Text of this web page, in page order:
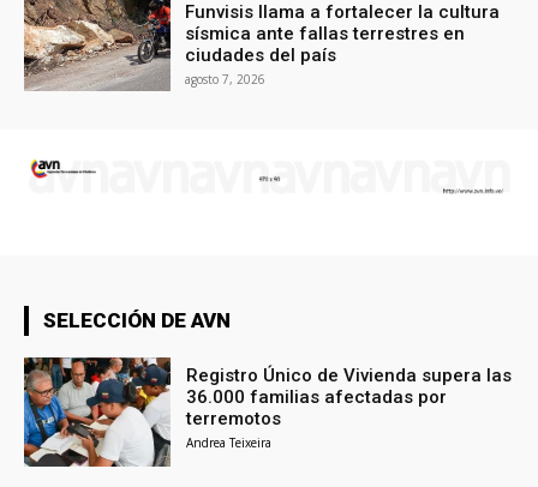
Funvisis llama a fortalecer la cultura
sísmica ante fallas terrestres en
ciudades del país
agosto 7, 2026
SELECCIÓN DE AVN
Registro Único de Vivienda supera las
36.000 familias afectadas por
terremotos
Andrea Teixeira